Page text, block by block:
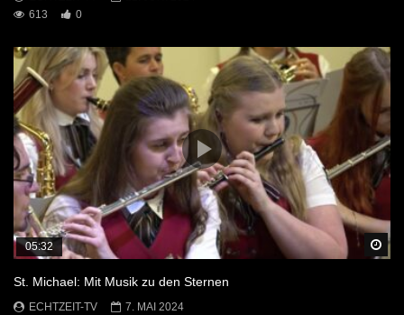
613
0
05:32
St. Michael: Mit Musik zu den Sternen
ECHTZEIT-TV
7. MAI 2024